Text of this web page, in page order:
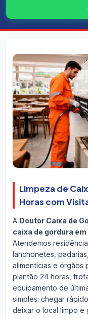
Limpeza de
Horas com
A Doutor Caixa de
caixa de gordura em
Atendemos
lanchonetes,
alimentícias e órgãos
plantão 24 horas,
equipamento de
simples: chegar
deixar o local limpo e